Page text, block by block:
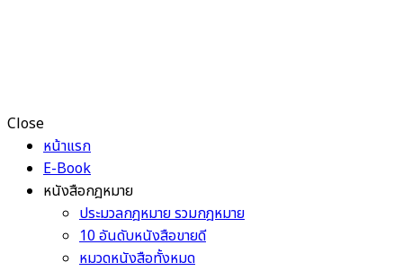
Close
หน้าแรก
E-Book
หนังสือกฎหมาย
ประมวลกฎหมาย รวมกฎหมาย
10 อันดับหนังสือขายดี
หมวดหนังสือทั้งหมด